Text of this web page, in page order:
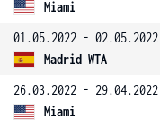
Miami
01.05.2022 - 02.05.2022
Madrid WTA
26.03.2022 - 29.04.2022
Miami